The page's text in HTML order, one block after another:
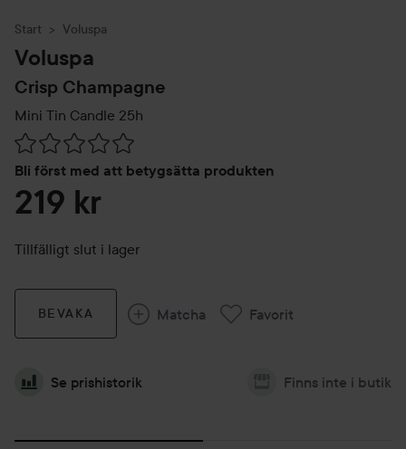
Start Voluspa
Voluspa
Crisp Champagne
Mini Tin Candle 25h
Bli först med att betygsätta produkten
Hoppa till Betyg & kommentarer
219 kr
Tillfälligt slut i lager
BEVAKA Matcha Favorit
Se prishistorik Finns inte i butik